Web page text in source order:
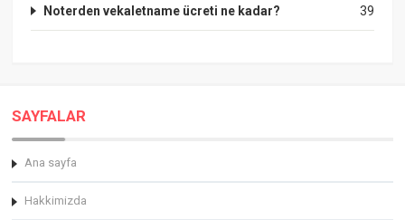
39
Noterden vekaletname ücreti ne kadar?
SAYFALAR
Ana sayfa
Hakkimizda